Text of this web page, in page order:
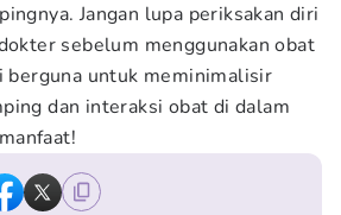
Jangan lupa periksakan diri
sebelum menggunakan obat
berguna untuk meminimalisir
dan interaksi obat di dalam